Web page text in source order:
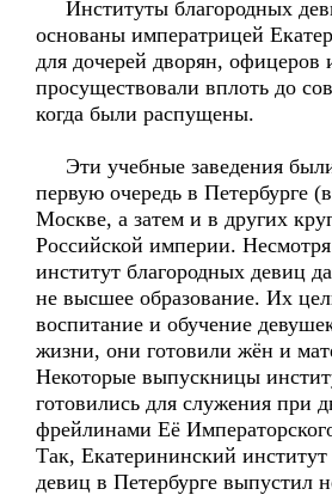
Институты благородных
основаны императрицей
для дочерей дворян, офицеров
просуществовали вплоть до
когда были распущены.
Эти учебные заведения
первую очередь в Петербурге
Москве, а затем и в других
Российской империи.
институт благородных девиц
не высшее образование. Их
воспитание и обучение
жизни, они готовили жён и
Некоторые выпускницы
готовились для служения при
фрейлинами Её
Так, Екатерининский
девиц в Петербурге выпустил